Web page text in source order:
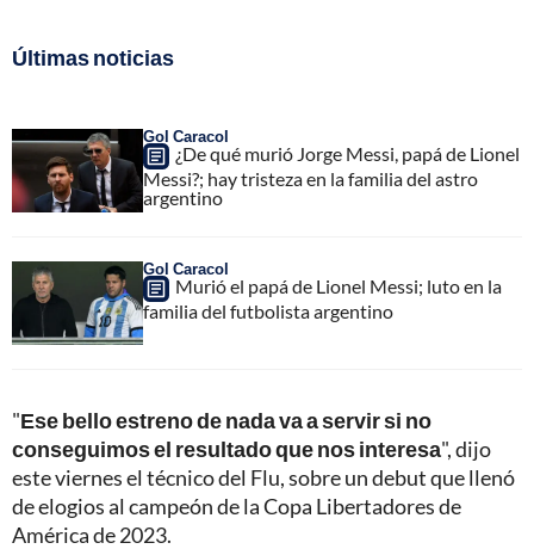
Últimas noticias
Gol Caracol
¿De qué murió Jorge Messi, papá de Lionel
Messi?; hay tristeza en la familia del astro
argentino
Gol Caracol
Murió el papá de Lionel Messi; luto en la
familia del futbolista argentino
"Ese bello estreno de nada va a servir si no
conseguimos el resultado que nos interesa", dijo
este viernes el técnico del Flu, sobre un debut que llenó
de elogios al campeón de la Copa Libertadores de
América de 2023.